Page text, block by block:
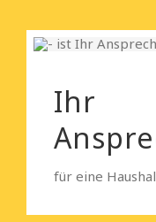
Ihr
für eine